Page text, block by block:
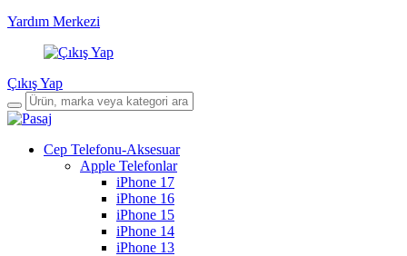
Yardım Merkezi
Çıkış Yap
Cep Telefonu-Aksesuar
Apple Telefonlar
iPhone 17
iPhone 16
iPhone 15
iPhone 14
iPhone 13